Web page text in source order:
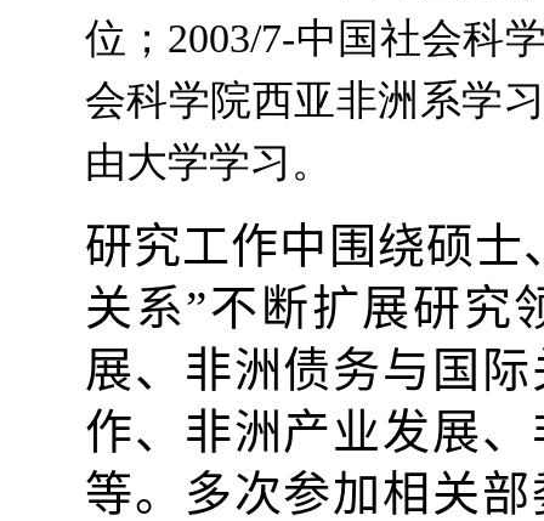
位； 2003/7-中国社会科
会科学院西亚非洲系学
由大学学习。
研究工作中围绕硕士
关系”不断扩展研究
展、非洲债务与国
作、非洲产业发展
等。多次参加相关